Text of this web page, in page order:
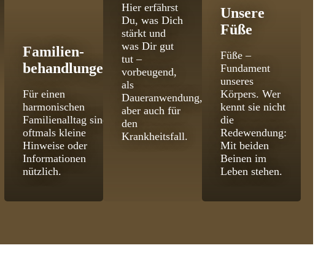
Familien­
behandlungen
Für einen
harmonischen
Familienalltag sind
oftmals kleine
Hinweise oder
Informationen
nützlich.
Hier erfährst
Du, was Dich
stärkt und
was Dir gut
tut –
vorbeugend,
als
Daueranwendung,
aber auch für
den
Krankheitsfall.
Unsere
Füße
Füße –
Fundament
unseres
Körpers. Wer
kennt sie nicht
die
Redewendung:
Mit beiden
Beinen im
Leben stehen.